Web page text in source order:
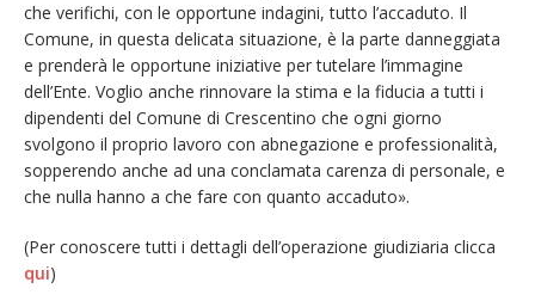
che verifichi, con le opportune indagini, tutto l’accaduto. Il
Comune, in questa delicata situazione, è la parte danneggiata
e prenderà le opportune iniziative per tutelare l’immagine
dell’Ente. Voglio anche rinnovare la stima e la fiducia a tutti i
dipendenti del Comune di Crescentino che ogni giorno
svolgono il proprio lavoro con abnegazione e professionalità,
sopperendo anche ad una conclamata carenza di personale, e
che nulla hanno a che fare con quanto accaduto».
(Per conoscere tutti i dettagli dell’operazione giudiziaria clicca
qui)